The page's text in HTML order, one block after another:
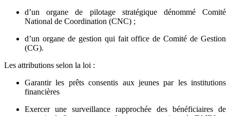
d’un organe de pilotage stratégique dénommé Comité
National de Coordination (CNC) ;
d’un organe de gestion qui fait office de Comité de Gestion
(CG).
Les attributions selon la loi :
Garantir les prêts consentis aux jeunes par les institutions
financières
Exercer une surveillance rapprochée des bénéficiaires de